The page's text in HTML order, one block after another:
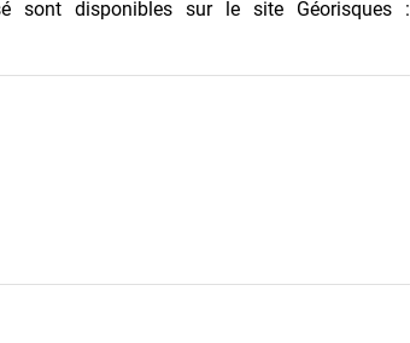
sont disponibles sur le site Géorisques :